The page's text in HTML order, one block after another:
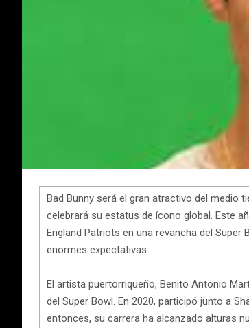
Bad Bunny será el gran atractivo del medio
celebrará su estatus de ícono global. Este
England Patriots en una revancha del
enormes expectativas.
El artista puertorriqueño, Benito Antonio
del Super Bowl. En 2020, participó junto a
entonces, su carrera ha alcanzado alturas